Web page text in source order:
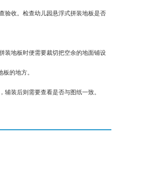
验收。检查幼儿园悬浮式拼装地板是否
装地板时便需要裁切把空余的地面铺设
的地方。
装后则需要查看是否与图纸一致。